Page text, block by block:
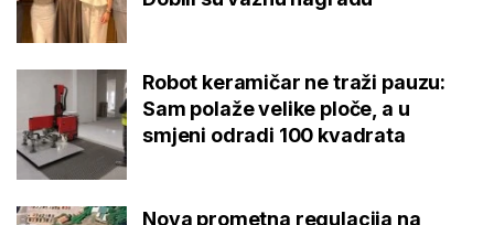
Robot keramičar ne traži pauzu:
Sam polaže velike ploče, a u
smjeni odradi 100 kvadrata
Nova prometna regulacija na